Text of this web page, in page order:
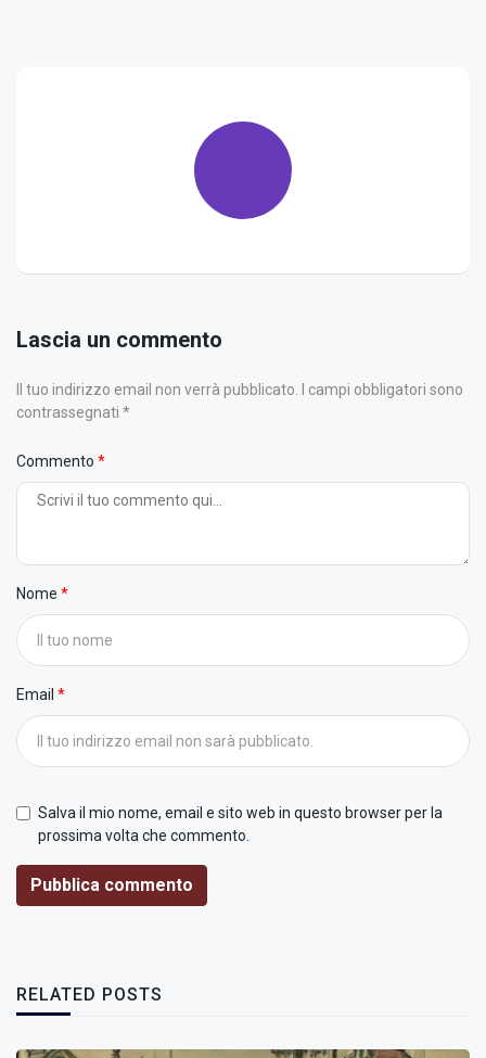
Lascia un commento
Il tuo indirizzo email non verrà pubblicato. I campi obbligatori sono
contrassegnati *
Commento
Nome
Email
Salva il mio nome, email e sito web in questo browser per la
prossima volta che commento.
Pubblica commento
RELATED POSTS